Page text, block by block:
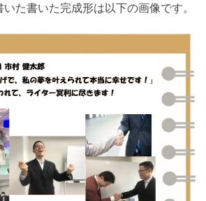
た書いた完成形は以下の画像です。